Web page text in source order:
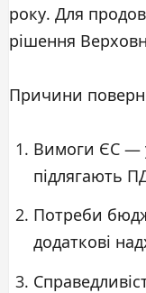
року. Для
рішення
Причини
Вимоги ЄС —
підлягають
Потреби
додаткові